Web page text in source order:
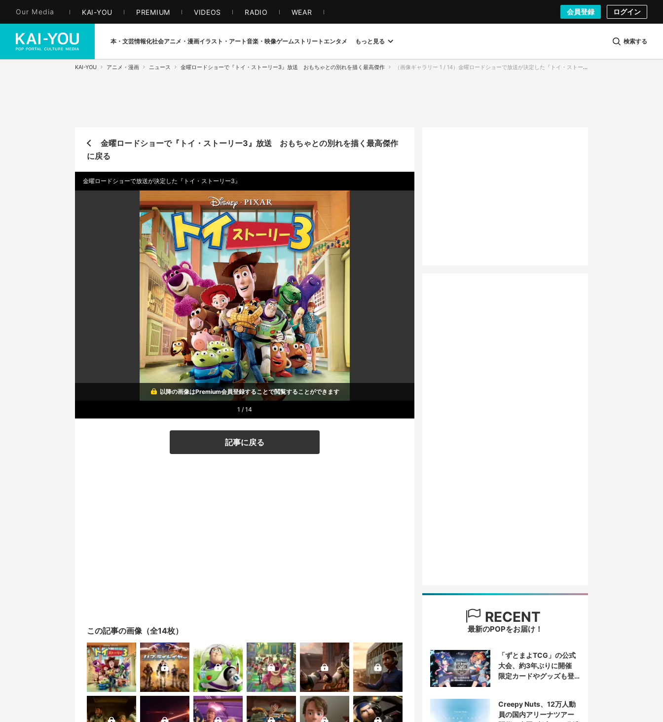
Our Media KAI-YOU PREMIUM VIDEOS RADIO WEAR 会員登録 ログイン
本・文芸情報化社会アニメ・漫画イラスト・アート音楽・映像ゲームストリート エンタメ もっと見る 検索する
KAI-YOU アニメ・漫画 ニュース 金曜ロードショーで『トイ・ストーリー3』放送 おもちゃとの別れを描く最高傑作 （画像ギャラリー 1 / 14）金曜ロードショーで放送が決定した『トイ・ストーリー3』
金曜ロードショーで『トイ・ストーリー3』放送 おもちゃとの別れを描く最高傑作
に戻る
金曜ロードショーで放送が決定した『トイ・ストーリー3』
以降の画像はPremium会員登録することで閲覧することができます
1 / 14
記事に戻る
この記事の画像（全14枚）
RECENT
最新のPOPをお届け！
「ずとまよTCG」の公式
大会、約3年ぶりに開催
限定カードやグッズも登
Creepy Nuts、12万人動
員の国内アリーナツアー